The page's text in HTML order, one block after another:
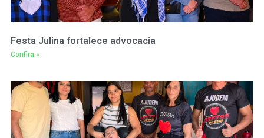
Festa Julina fortalece advocacia
Confira »